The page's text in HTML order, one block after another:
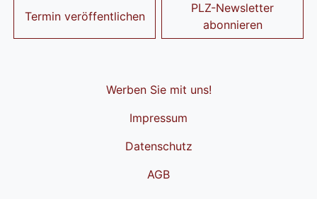
Termin veröffentlichen
PLZ-Newsletter
abonnieren
Werben Sie mit uns!
Impressum
Datenschutz
AGB